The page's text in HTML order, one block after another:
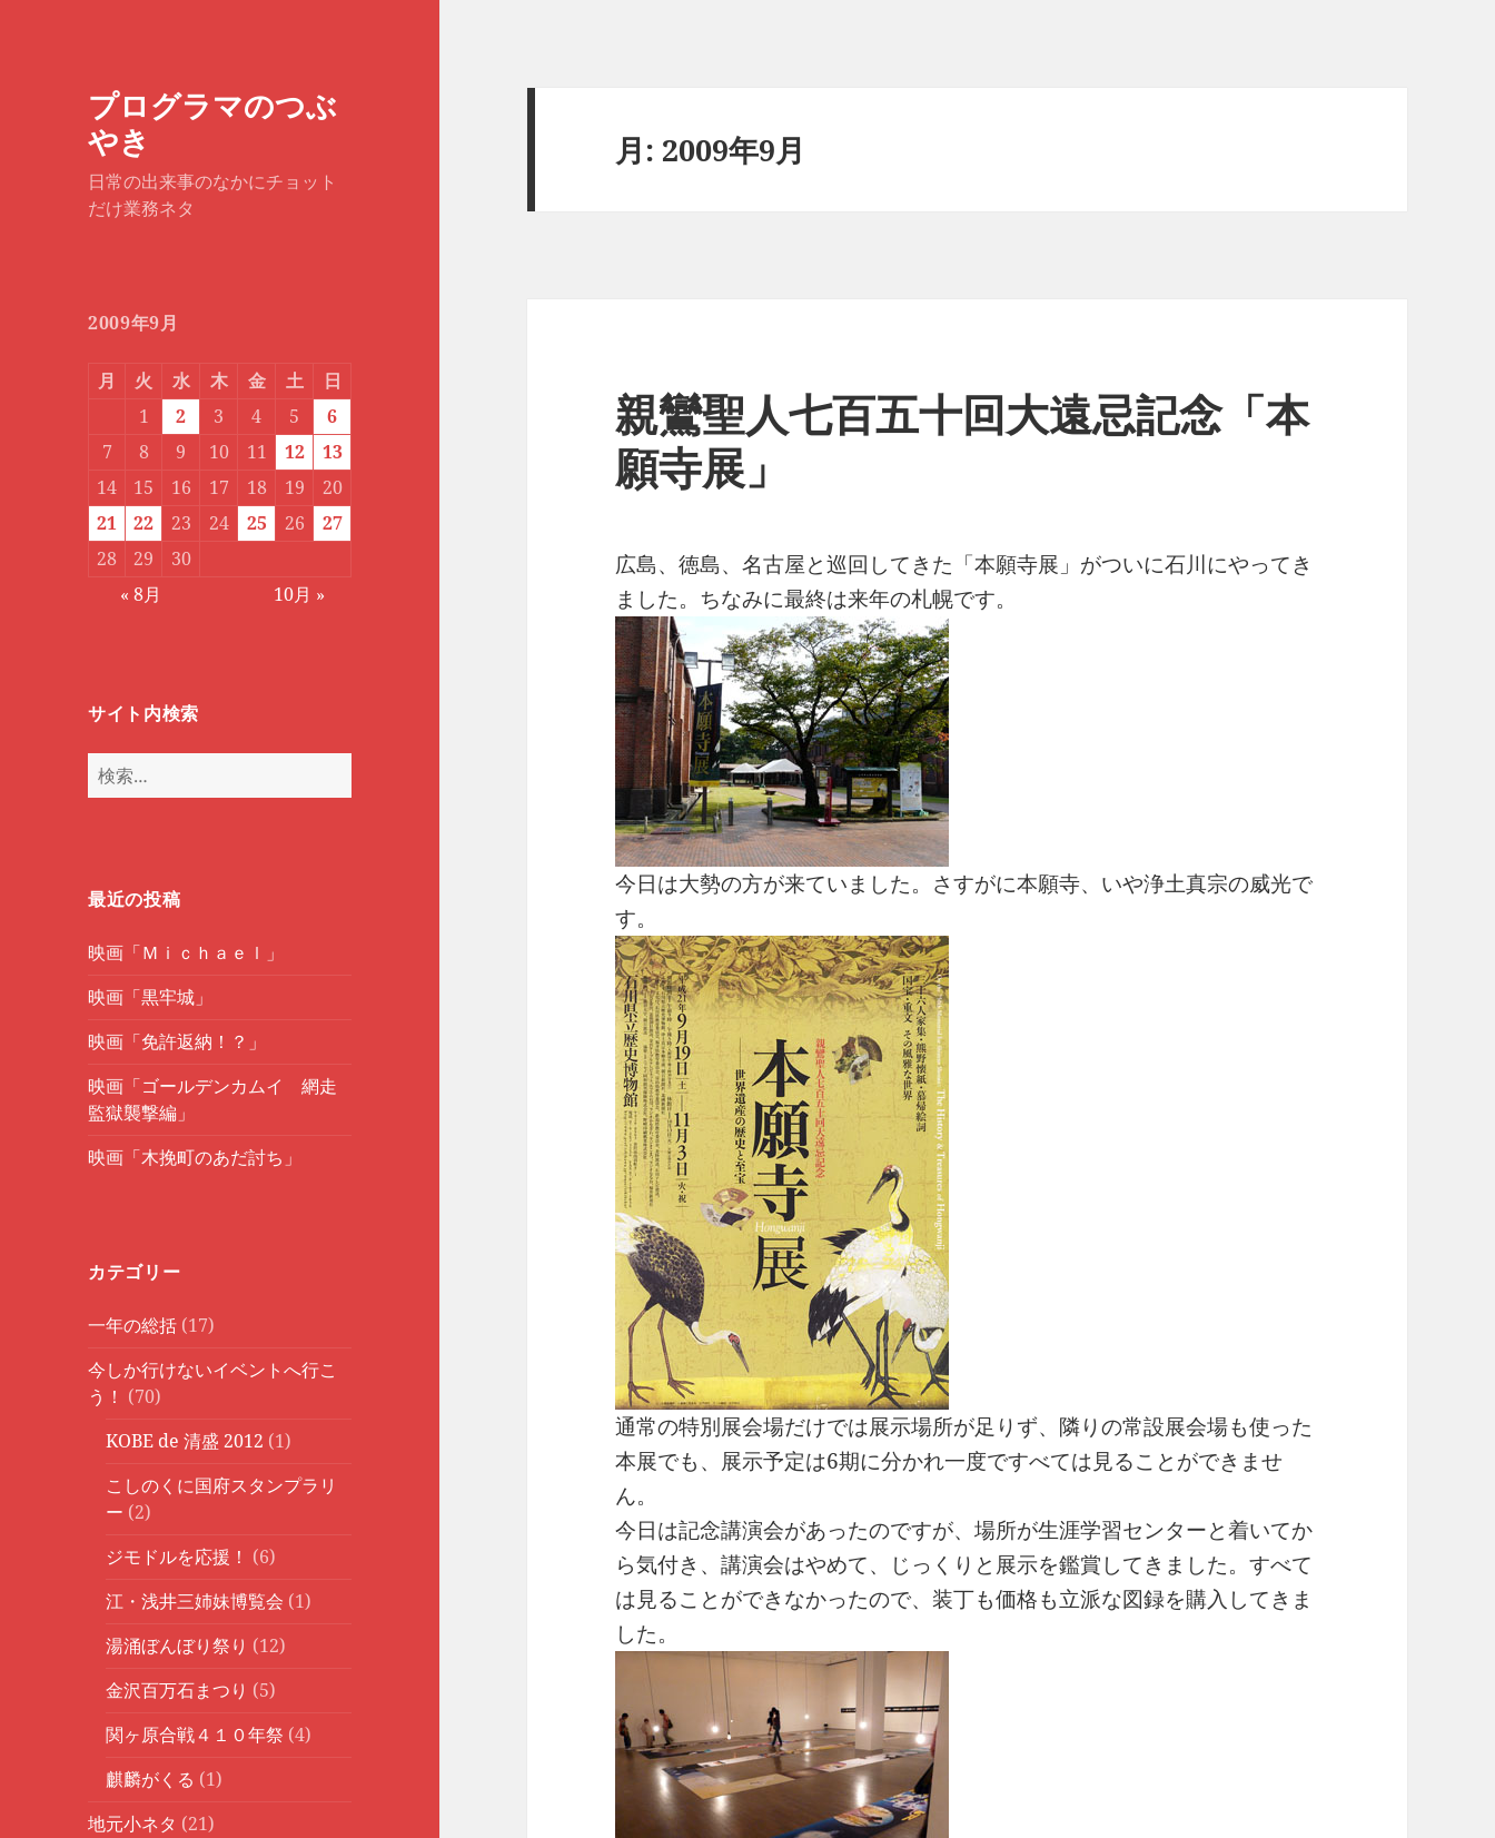
プログラマのつぶ
やき
日常の出来事のなかにチョット
だけ業務ネタ
2009年9月
月 火 水 木 金 土
日
1
2 3 4 5
6
7
8 9 10 11 12
13
14
15 16 17 18 19
20
21
22 23 24 25 26
27
28
29
30
« 8月
10月 »
サイト内検索
検
索:
最近の投稿
映画「Ｍｉｃｈａｅｌ」
映画「黒牢城」
映画「免許返納！？」
映画「ゴールデンカムイ 網走
監獄襲撃編」
映画「木挽町のあだ討ち」
カテゴリー
一年の総括 (17)
今しか行けないイベントへ行こ
う！ (70)
KOBE de 清盛 2012 (1)
こしのくに国府スタンプラリ
ー (2)
ジモドルを応援！ (6)
江・浅井三姉妹博覧会 (1)
湯涌ぼんぼり祭り (12)
金沢百万石まつり (5)
関ヶ原合戦４１０年祭 (4)
麒麟がくる (1)
地元小ネタ (21)
月: 2009年9月
親鸞聖人七百五十回大遠忌記念「本
願寺展」
広島、徳島、名古屋と巡回してきた「本願寺展」がついに石川にやってき
ました。ちなみに最終は来年の札幌です。
今日は大勢の方が来ていました。さすがに本願寺、いや浄土真宗の威光で
す。
通常の特別展会場だけでは展示場所が足りず、隣りの常設展会場も使った
本展でも、展示予定は6期に分かれ一度ですべては見ることができませ
ん。
今日は記念講演会があったのですが、場所が生涯学習センターと着いてか
ら気付き、講演会はやめて、じっくりと展示を鑑賞してきました。すべて
は見ることができなかったので、装丁も価格も立派な図録を購入してきま
した。